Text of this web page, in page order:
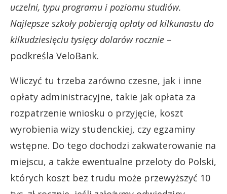
uczelni, typu programu i poziomu studiów.
Najlepsze szkoły pobierają opłaty od kilkunastu do
kilkudziesięciu tysięcy dolarów rocznie –
podkreśla VeloBank.
Wliczyć tu trzeba zarówno czesne, jak i inne
opłaty administracyjne, takie jak opłata za
rozpatrzenie wniosku o przyjęcie, koszt
wyrobienia wizy studenckiej, czy egzaminy
wstępne. Do tego dochodzi zakwaterowanie na
miejscu, a także ewentualne przeloty do Polski,
których koszt bez trudu może przewyższyć 10